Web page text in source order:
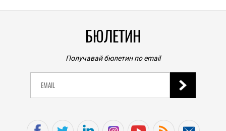
БЮЛЕТИН
Получавай бюлетин по email